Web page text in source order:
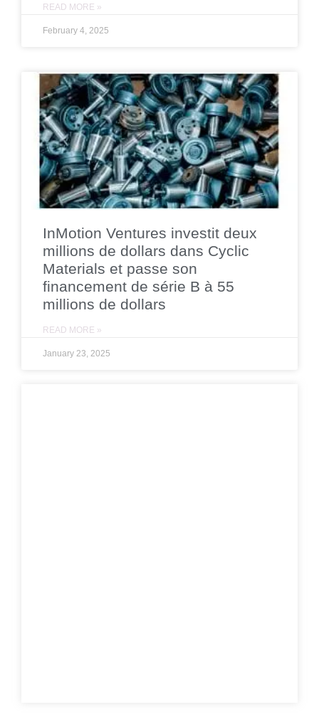
READ MORE »
February 4, 2025
InMotion Ventures investit deux
millions de dollars dans Cyclic
Materials et passe son
financement de série B à 55
millions de dollars
READ MORE »
January 23, 2025